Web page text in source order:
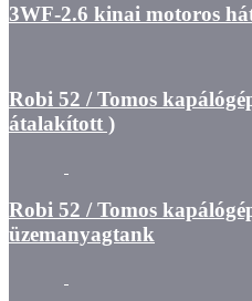
3WF-2.6 kinai motoros
Robi 52 / Tomos
átalakított )
Robi 52 / Tomos
üzemanyagtank